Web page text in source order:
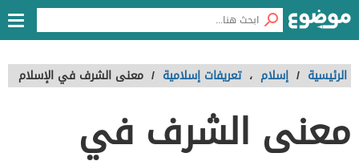
الرئيسية / إسلام ، تعريفات إسلامية / معنى الشرف في الإسلام
معنى الشرف في